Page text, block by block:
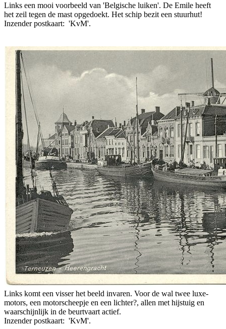
Links een mooi voorbeeld van 'Belgische luiken'. De Emile heeft
het zeil tegen de mast opgedoekt. Het schip bezit een stuurhut!
Inzender postkaart: 'KvM'.
Links komt een visser het beeld invaren. Voor de wal twee luxe-
motors, een motorscheepje en een lichter?, allen met hijstuig en
waarschijnlijk in de beurtvaart actief.
Inzender postkaart: 'KvM'.